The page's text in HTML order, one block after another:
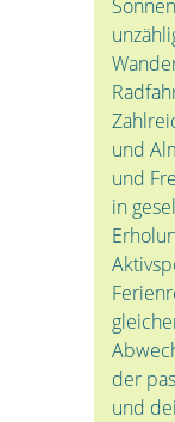
und
und
in
der
und